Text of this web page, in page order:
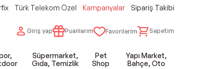
Türk Telekom Özel Kampanyalar Sipariş Takibi
Giriş yap Puanlarım Favorilerim Sepetim
Süpermarket,
Gıda, Temizlik
Pet
Shop
Yapı Market,
Bahçe, Oto